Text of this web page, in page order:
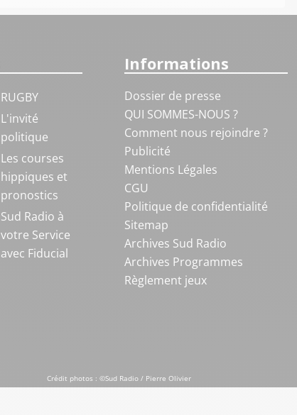
RUGBY
L'invité
politique
Les courses
hippiques et
pronostics
Sud Radio à
votre Service
avec Fiducial
Informations
Dossier de presse
QUI SOMMES-NOUS ?
Comment nous rejoindre ?
Publicité
Mentions Légales
CGU
Politique de confidentialité
Sitemap
Archives Sud Radio
Archives Programmes
Règlement jeux
Crédit photos : ©Sud Radio / Pierre Olivier